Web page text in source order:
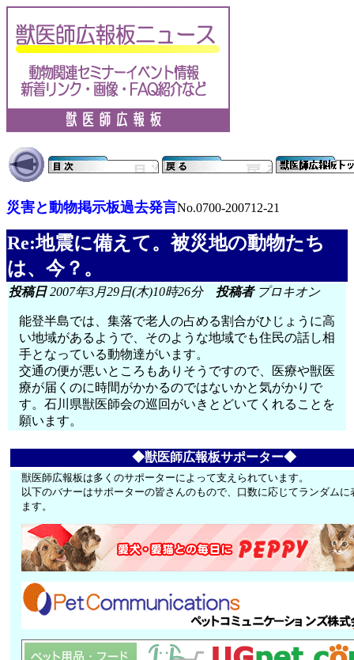
災害と動物掲示板過去発言No.0700-200712-21
Re:地震に備えて。被災地の動物たち
は、今？。
投稿日2007年3月29日(木)10時26分 投稿者プロキオン
能登半島では、集落で老人の占める割合がひじょうに高
い地域があるようで、そのような地域でも住民の話し相
手となっている動物達がいます。
交通の便が悪いところもありそうですので、医療や獣医
療が届くのに時間がかかるのではないかと気がかりで
す。石川県獣医師会の巡回がいきとどいてくれることを
願います。
◆獣医師広報板サポーター◆
獣医師広報板は多くのサポーターによって支えられています。
以下のバナーはサポーターの皆さんのもので、口数に応じてランダムに
ます。